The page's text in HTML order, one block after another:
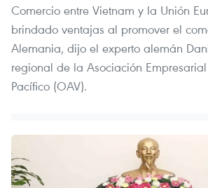
Comercio entre Vietnam y la Unión
brindado ventajas al promover el
Alemania, dijo el experto alemán
regional de la Asociación
Pacífico (OAV).